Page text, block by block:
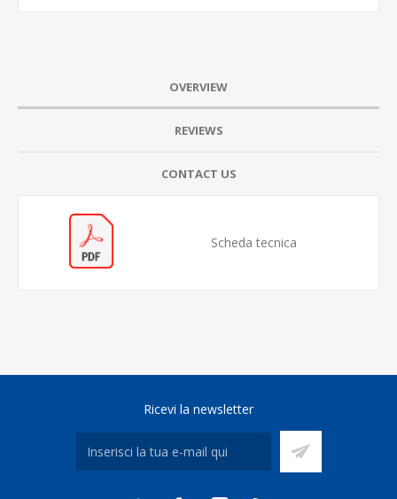
OVERVIEW
REVIEWS
CONTACT US
Scheda tecnica
Ricevi la newsletter